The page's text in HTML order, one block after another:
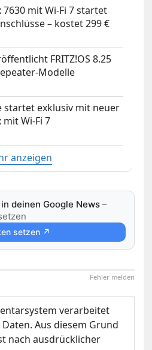
7630 mit Wi-Fi 7 startet
– kostet 299 €
FRITZ!OS 8.25
Modelle
startet exklusiv mit neuer
mit Wi-Fi 7
anzeigen
deinen Google News –
setzen ↗
Fehler melden
verarbeitet
Aus diesem Grund
nach ausdrücklicher